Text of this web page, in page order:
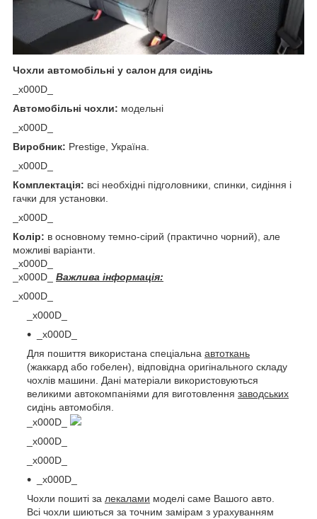
Чохли автомобільні у салон для сидінь
_x000D_
Автомобільні чохли: модельні
_x000D_
Виробник: Prestige, Україна.
_x000D_
Комплектація: всі необхідні підголовники, спинки, сидіння і
гачки для установки.
_x000D_
Колір: в основному темно-сірий (практично чорний), але
можливі варіанти.
_x000D_
_x000D_ Важлива інформація:
_x000D_
_x000D_
_x000D_
Для пошиття використана спеціальна автоткань
(жаккард або гобелен), відповідна оригінального складу
чохлів машини. Дані матеріали використовуються
великими автокомпаніями для виготовлення заводських
сидінь автомобіля.
_x000D_
_x000D_
_x000D_
_x000D_
Чохли пошиті за лекалами моделі саме Вашого авто.
Всі чохли шиються за точним замірам з урахуванням